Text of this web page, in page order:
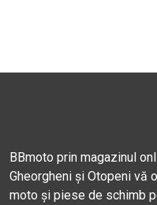
BBmoto prin magazinul
Gheorgheni și Otopeni vă
moto și piese de schimb